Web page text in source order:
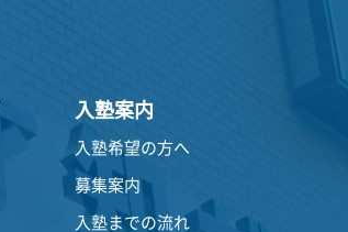
入塾案内
入塾希望の方へ
募集案内
入塾までの流れ